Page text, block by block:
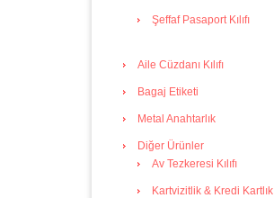
Şeffaf Pasaport Kılıfı
Aile Cüzdanı Kılıfı
Bagaj Etiketi
Metal Anahtarlık
Diğer Ürünler
Av Tezkeresi Kılıfı
Kartvizitlik & Kredi Kartlık